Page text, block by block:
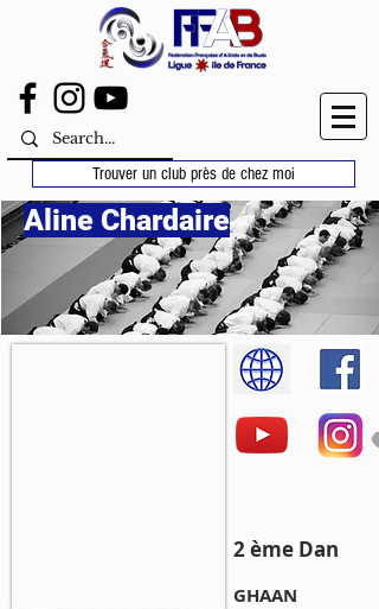
Trouver un club près de chez moi
Aline Chardaire
2 ème Dan
GHAAN